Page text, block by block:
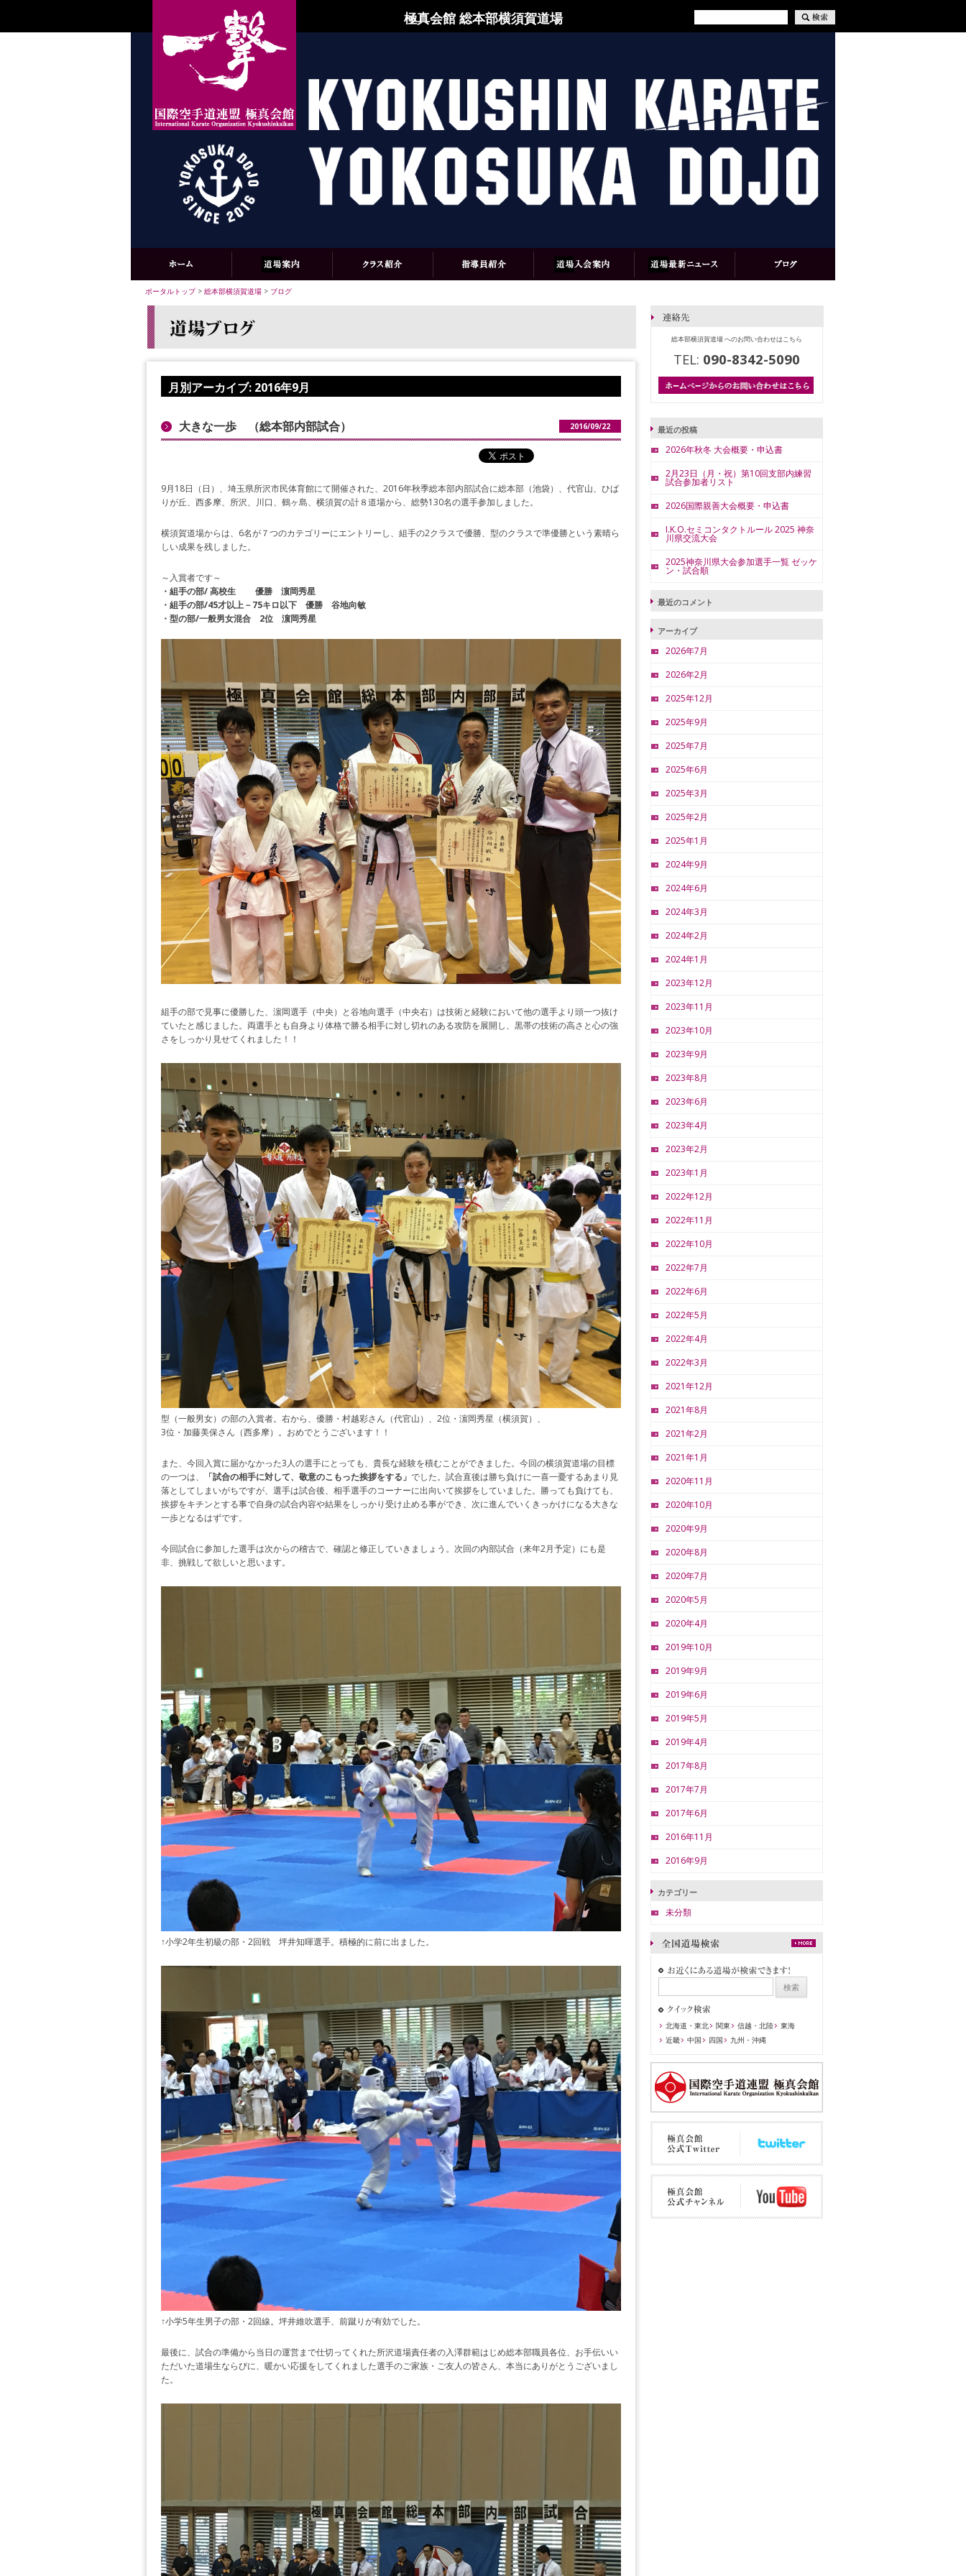
極真会館 総本部横須賀道場
ポータルトップ> 総本部横須賀道場 > ブログ
月別アーカイブ: 2016年9月
大きな一歩 （総本部内部試合） 2016/09/22
9月18日（日）、埼玉県所沢市民体育館にて開催された、2016年秋季総本部内部試合に総本部（池袋）、代官山、ひば
りが丘、西多摩、所沢、川口、鶴ヶ島、横須賀の計８道場から、総勢130名の選手参加しました。
横須賀道場からは、6名が７つのカテゴリーにエントリーし、組手の2クラスで優勝、型のクラスで準優勝という素晴ら
しい成果を残しました。
～入賞者です～
・組手の部/ 高校生 優勝 濵岡秀星
・組手の部/45才以上－75キロ以下 優勝 谷地向敏
・型の部/一般男女混合 2位 濵岡秀星
組手の部で見事に優勝した、濵岡選手（中央）と谷地向選手（中央右）は技術と経験において他の選手より頭一つ抜け
ていたと感じました。両選手とも自身より体格で勝る相手に対し切れのある攻防を展開し、黒帯の技術の高さと心の強
さをしっかり見せてくれました！！
型（一般男女）の部の入賞者。右から、優勝・村越彩さん（代官山）、2位・濵岡秀星（横須賀）、
3位・加藤美保さん（西多摩）。おめでとうございます！！
また、今回入賞に届かなかった3人の選手にとっても、貴長な経験を積むことができました。今回の横須賀道場の目標
の一つは、
「試合の相手に対して、敬意のこもった挨拶をする」 でした。試合直後は勝ち負けに一喜一憂するあまり見
落としてしまいがちですが、選手は試合後、相手選手のコーナーに出向いて挨拶をしていました。勝っても負けても、
挨拶をキチンとする事で自身の試合内容や結果をしっかり受け止める事ができ、次に進んでいくきっかけになる大きな
一歩となるはずです。
今回試合に参加した選手は次からの稽古で、確認と修正していきましょう。次回の内部試合（来年2月予定）にも是
非、挑戦して欲しいと思います。
↑小学2年生初級の部・2回戦 坪井知暉選手。積極的に前に出ました。
↑小学5年生男子の部・2回線。坪井維吹選手、前蹴りが有効でした。
最後に、試合の準備から当日の運営まで仕切ってくれた所沢道場責任者の入澤群範はじめ総本部職員各位、お手伝いい
ただいた道場生ならびに、暖かい応援をしてくれました選手のご家族・ご友人の皆さん、本当にありがとうございまし
た。
総本部横須賀道場 へのお問い合わせはこちら
TEL: 090-8342-5090
最近の投稿
2026年秋冬 大会概要・申込書
2月23日（月・祝）第10回支部内練習
試合参加者リスト
2026国際親善大会概要・申込書
I.K.O.セミコンタクトルール 2025 神奈
川県交流大会
2025神奈川県大会参加選手一覧 ゼッケ
ン・試合順
最近のコメント
アーカイブ
2026年7月
2026年2月
2025年12月
2025年9月
2025年7月
2025年6月
2025年3月
2025年2月
2025年1月
2024年9月
2024年6月
2024年3月
2024年2月
2024年1月
2023年12月
2023年11月
2023年10月
2023年9月
2023年8月
2023年6月
2023年4月
2023年2月
2023年1月
2022年12月
2022年11月
2022年10月
2022年7月
2022年6月
2022年5月
2022年4月
2022年3月
2021年12月
2021年8月
2021年2月
2021年1月
2020年11月
2020年10月
2020年9月
2020年8月
2020年7月
2020年5月
2020年4月
2019年10月
2019年9月
2019年6月
2019年5月
2019年4月
2017年8月
2017年7月
2017年6月
2016年11月
2016年9月
カテゴリー
未分類
北海道・東北 関東 信越・北陸
東海
近畿
中国 四国 九州・沖縄